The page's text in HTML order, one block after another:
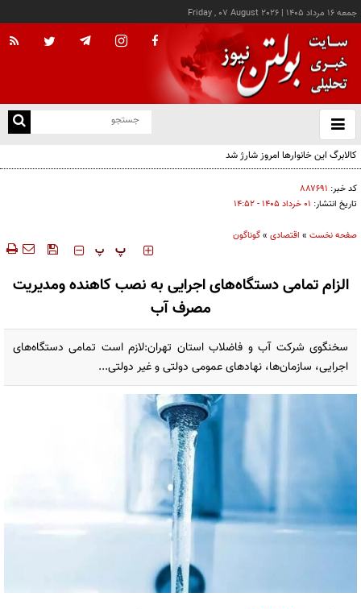
جمعه ۱۶ مرداد ۱۴۰۵ |
Friday , 07 August 2026
باز
و
کد خبر: ۸۸۷۶۹۱
تاریخ انتشار: ۰۱ خرداد ۱۴۰۵ - ۱۴:۵۲
صفحه نخست » اقتصادی »گوناگون
‍‍‍ پ پ
الزام تمامی دستگاه‌های اجرایی به نصب کاهنده‌ ومدیریت
مصرف آب
سخنگوی شرکت آب و فاضلاب استان تهران:لازم است تمامی دستگاه‌های
اجرایی، سازمان‌ها، نهادهای عمومی دولتی و غیر دولتی...